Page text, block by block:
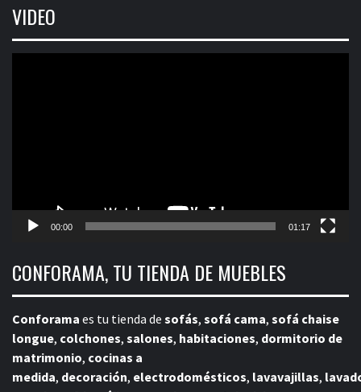
VIDEO
00:00 01:17
CONFORAMA, TU TIENDA DE MUEBLES
Conforama es tu tienda de sofás, sofá cama, sofá chaise
longue, colchones, salones, habitaciones, dormitorio de
matrimonio, cocinas a
medida, decoración, electrodomésticos, lavavajillas,